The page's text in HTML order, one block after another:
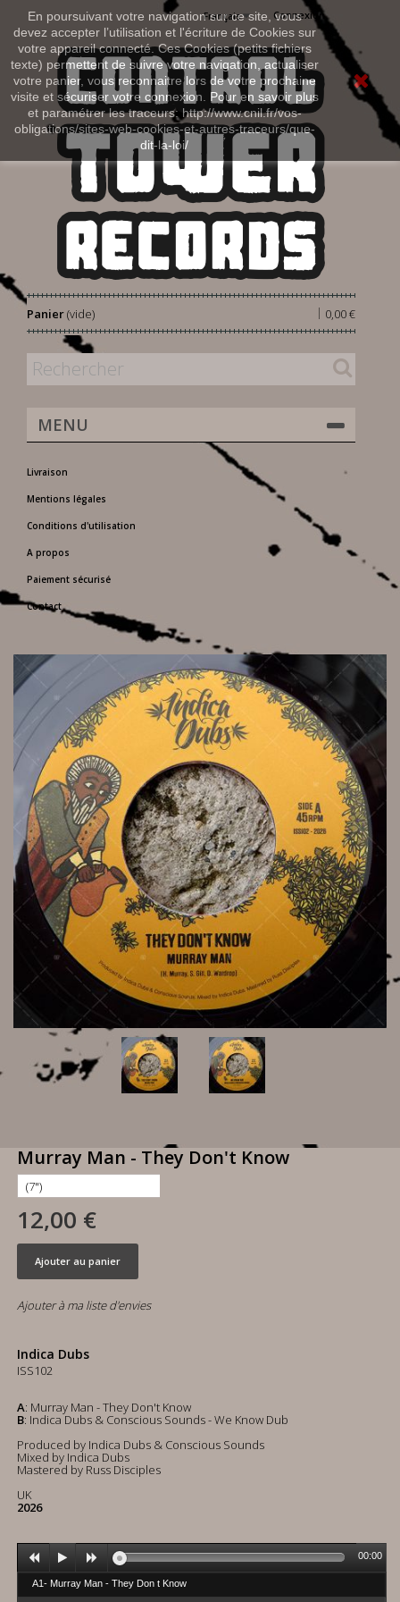
En poursuivant votre navigation sur ce site, vous
devez accepter l’utilisation et l'écriture de Cookies sur
votre appareil connecté. Ces Cookies (petits fichiers
texte) permettent de suivre votre navigation, actualiser
votre panier, vous reconnaitre lors de votre prochaine
visite et sécuriser votre connexion. Pour en savoir plus
et paramétrer les traceurs: http://www.cnil.fr/vos-
obligations/sites-web-cookies-et-autres-traceurs/que-
dit-la-loi/
Connexion
Français
Panier 0,00 €
|
(vide)
MENU
Livraison
Mentions légales
Conditions d'utilisation
A propos
Paiement sécurisé
Contact
Murray Man - They Don't Know
12,00 €
Ajouter au panier
Ajouter à ma liste d'envies
Indica Dubs
ISS102
A: Murray Man - They Don't Know
B: Indica Dubs & Conscious Sounds - We Know Dub
Produced by Indica Dubs & Conscious Sounds
Mixed by Indica Dubs
Mastered by Russ Disciples
UK
2026
A1- Murray Man - They Don t Know
00:00